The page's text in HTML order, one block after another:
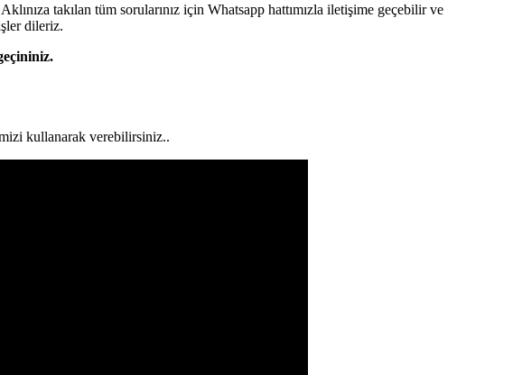
takılan tüm sorularınız için Whatsapp hattımızla iletişime geçebilir ve
dileriz.
kullanarak verebilirsiniz..